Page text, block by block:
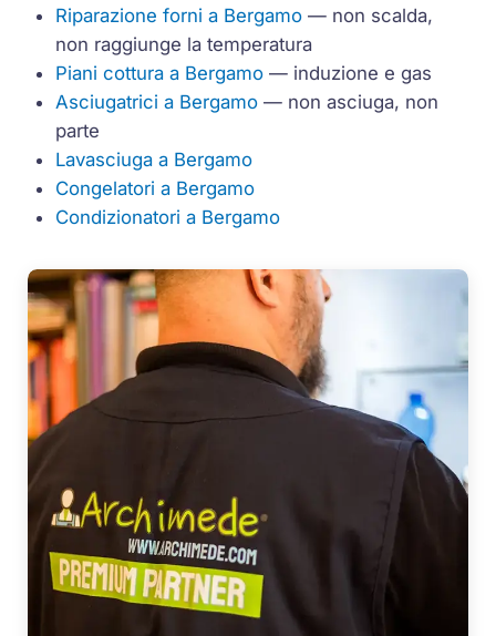
Riparazione forni a Bergamo — non scalda,
non raggiunge la temperatura
Piani cottura a Bergamo — induzione e gas
Asciugatrici a Bergamo — non asciuga, non
parte
Lavasciuga a Bergamo
Congelatori a Bergamo
Condizionatori a Bergamo